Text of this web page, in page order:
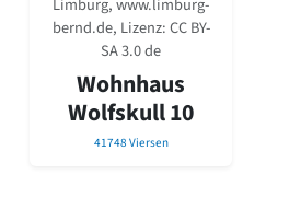
David Chipperfield
Harald Deilmann
Gottfried Böhm
Schneider von Esleben
Peter Behrens
Auszeichnung vorbildlicher Bauten
Big Beautiful Buildings
Limburg, www.limburg-
bernd.de, Lizenz:CC BY-
SA 3.0 de
Wohnhaus
Wolfskull 10
41748 Viersen